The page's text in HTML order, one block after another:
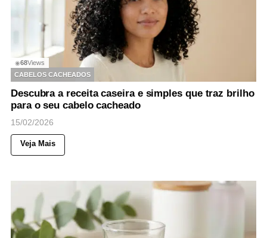
◉68Views
CABELOS CACHEADOS
Descubra a receita caseira e simples que traz brilho
para o seu cabelo cacheado
15/02/2026
Veja Mais